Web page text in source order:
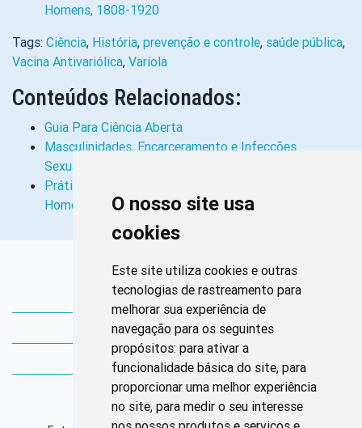
O nosso site usa
cookies
Este site utiliza cookies e outras
tecnologias de rastreamento para
melhorar sua experiência de
navegação para os seguintes
propósitos: para ativar a
funcionalidade básica do site, para
proporcionar uma melhor experiência
no site, para medir o seu interesse
Homens, 1808-1920
Tags: Ciência, História, prevenção e controle, saúde pública,
Vacina Antivariólica, Varíola
Conteúdos Relacionados:
Guia Para Ciência Aberta
Masculinidades, Encarceramento e Infecções
Sexualmente Transmissíveis: Análise…
Práticas de Cuidado e Necessidades de Saúde de
Homens Em Atenção Domiciliar
Links Rápidos
Bibliotecas Corens
Bases da Saúde
Bases de conhecimento
Endereço